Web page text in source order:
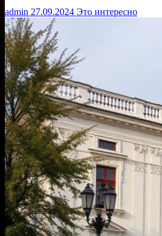
admin 27.09.2024 Это интересно